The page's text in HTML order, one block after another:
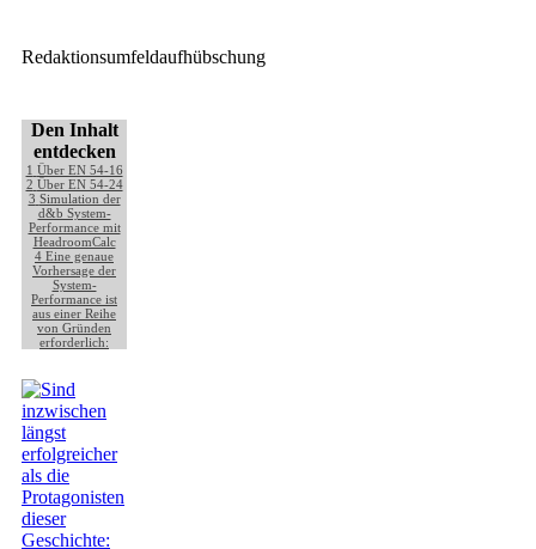
Redaktionsumfeldaufhübschung
Den Inhalt
entdecken
1 Über EN 54-16
2 Über EN 54-24
3 Simulation der
d&b System-
Performance mit
HeadroomCalc
4 Eine genaue
Vorhersage der
System-
Performance ist
aus einer Reihe
von Gründen
erforderlich: